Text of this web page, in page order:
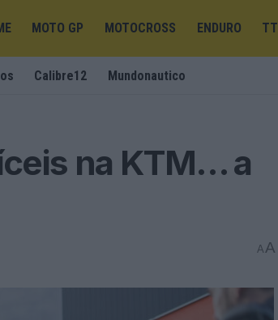
MOTO GP MOTOCROSS ENDURO TT
Calibre12 Mundonautico
na KTM… a
AA